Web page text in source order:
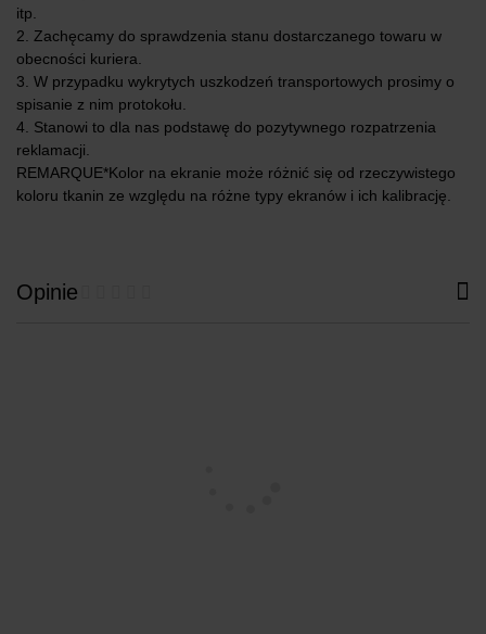
itp.
2. Zachęcamy do sprawdzenia stanu dostarczanego towaru w
obecności kuriera.
3. W przypadku wykrytych uszkodzeń transportowych prosimy o
spisanie z nim protokołu.
4. Stanowi to dla nas podstawę do pozytywnego rozpatrzenia
reklamacji.
REMARQUE*Kolor na ekranie może różnić się od rzeczywistego
koloru tkanin ze względu na różne typy ekranów i ich kalibrację.
Opinie